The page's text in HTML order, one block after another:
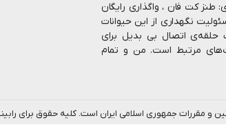
از مجموعه های: طنز کت فان ، واگذاری رایگان
نگهداری از این حیوانات
حلقه‌ی اتصال بی بدیل برای
مرتبط است. من و تمام
نگهداری از حیوانات را
می افته و همه‌اش در مورد
و مقررات جمهوری اسلامی ایران است. کلیه حقوق برای